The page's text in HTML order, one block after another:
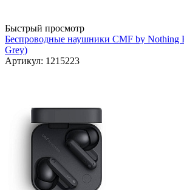
Быстрый просмотр
Беспроводные наушники CMF by Nothing
Grey)
Артикул: 1215223